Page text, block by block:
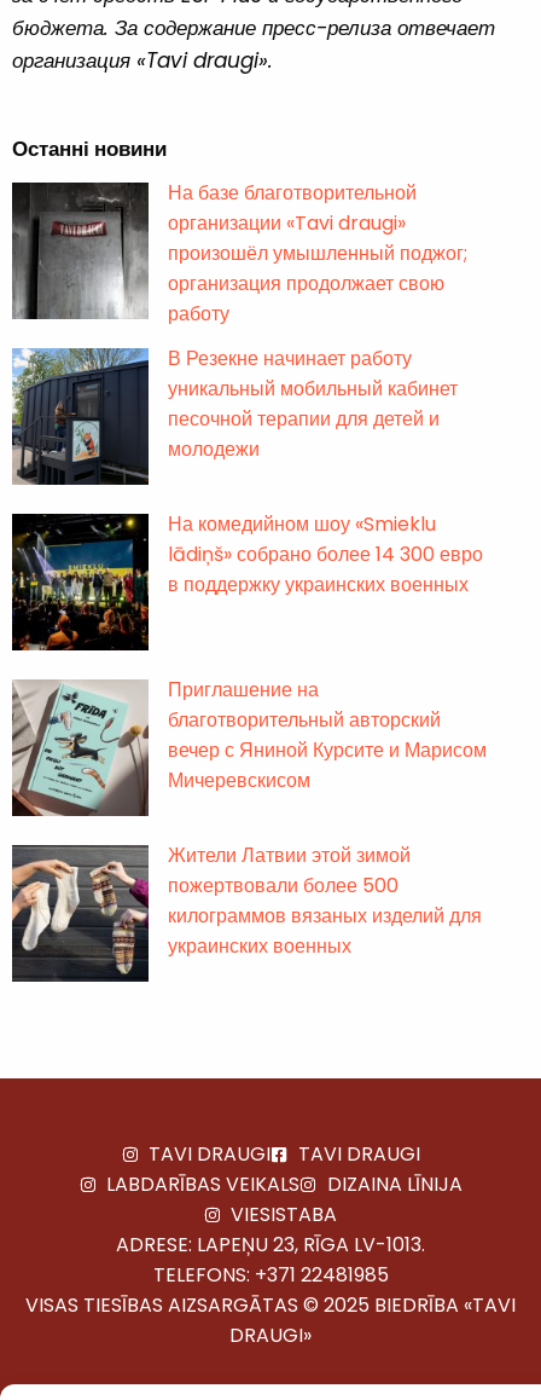
бюджета. За содержание пресс-релиза отвечает
организация «Tavi draugi».
Останні новини
На базе благотворительной
организации «Tavi draugi»
произошёл умышленный поджог;
организация продолжает свою
работу
В Резекне начинает работу
уникальный мобильный кабинет
песочной терапии для детей и
молодежи
На комедийном шоу «Smieklu
lādiņš» собрано более 14 300 евро
в поддержку украинских военных
Приглашение на
благотворительный авторский
вечер с Яниной Курсите и Марисом
Мичеревскисом
Жители Латвии этой зимой
пожертвовали более 500
килограммов вязаных изделий для
украинских военных
TAVI DRAUGI
TAVI DRAUGI
LABDARĪBAS VEIKALS
DIZAINA LĪNIJA
VIESISTABA
ADRESE: LAPEŅU 23, RĪGA LV-1013.
TELEFONS: +371 22481985
VISAS TIESĪBAS AIZSARGĀTAS © 2025 BIEDRĪBA «TAVI
DRAUGI»